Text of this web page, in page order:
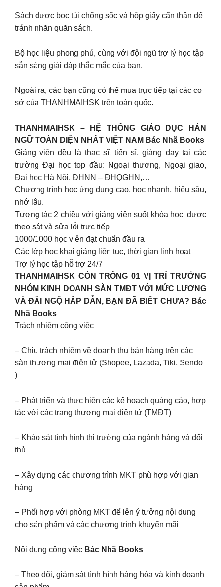
Sách được bọc túi chống sốc và hộp giấy cẩn thận để
tránh nhăn quăn sách.
Bộ học liệu phong phú, cùng với đội ngũ trợ lý học tập
sẵn sàng giải đáp thắc mắc của bạn.
Ngoài ra, các bạn cũng có thể mua trực tiếp tại các cơ
sở của THANHMAIHSK trên toàn quốc.
THANHMAIHSK – HỆ THỐNG GIÁO DỤC HÁN
NGỮ TOÀN DIỆN NHẤT VIỆT NAM Bác Nhã Books
Giảng viên đều là thạc sĩ, tiến sĩ, giảng dạy tại các
trường Đại học top đầu: Ngoại thương, Ngoại giao,
Đại học Hà Nội, ĐHNN – ĐHQGHN,…
Chương trình học ứng dụng cao, học nhanh, hiểu sâu,
nhớ lâu.
Tương tác 2 chiều với giảng viên suốt khóa học, được
theo sát và sửa lỗi trực tiếp
1000/1000 học viên đạt chuẩn đầu ra
Các lớp học khai giảng liên tục, thời gian linh hoạt
Trợ lý học tập hỗ trợ 24/7
THANHMAIHSK CÒN TRỐNG 01 VỊ TRÍ TRƯỞNG
NHÓM KINH DOANH SÀN TMĐT VỚI MỨC LƯƠNG
VÀ ĐÃI NGỘ HẤP DẪN, BẠN ĐÃ BIẾT CHƯA? Bác
Nhã Books
Trách nhiệm công việc
– Chịu trách nhiệm về doanh thu bán hàng trên các
sàn thương mại điện tử (Shopee, Lazada, Tiki, Sendo
)
– Phát triển và thực hiện các kế hoạch quảng cáo, hợp
tác với các trang thương mại điện tử (TMĐT)
– Khảo sát tình hình thị trường của ngành hàng và đối
thủ
– Xây dựng các chương trình MKT phù hợp với gian
hàng
– Phối hợp với phòng MKT để lên ý tưởng nội dung
cho sản phẩm và các chương trình khuyến mãi
Nội dung công việc Bác Nhã Books
– Theo dõi, giám sát tình hình hàng hóa và kinh doanh